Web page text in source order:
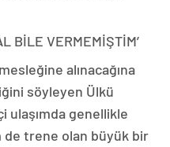
BİLE VERMEMİŞTİM’
alınacağına
söyleyen Ülkü
ulaşımda genellikle
de trene olan büyük bir